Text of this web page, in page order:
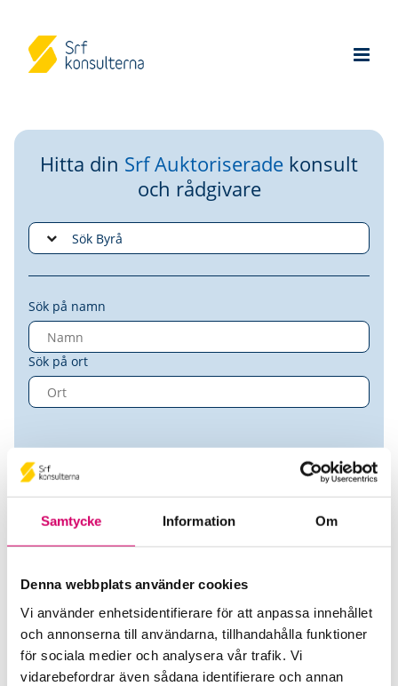
Samtycke Information Om
Denna webbplats använder cookies
Vi använder enhetsidentifierare för att anpassa innehållet
och annonserna till användarna, tillhandahålla funktioner
för sociala medier och analysera vår trafik. Vi
vidarebefordrar även sådana identifierare och annan
Hitta din Srf Auktoriserade konsult
och rådgivare
Sök på namn
Sök på ort
Esencia Redovisning AB